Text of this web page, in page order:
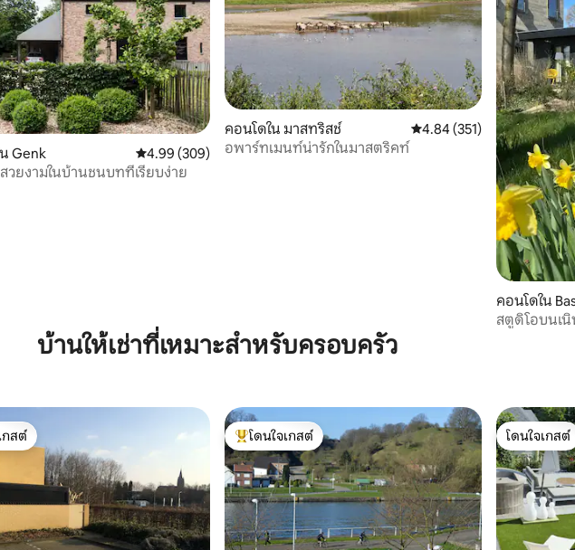
798 รีวิว
Genk คะแนนเฉลี่ย 4.99 จาก 5, 309 รีวิว
4.99 (309)
ยงามในบ้านชนบทที่เรียบง่าย
คอนโดใน มาสทริสช์ คะแนนเฉลี่ย 4.84 จาก 5,
4.84 (351)
อพาร์ทเมนท์น่ารักในมาสตริคท์
คอนโดใน
สตูดิโอบนเนิ
บ้านให้เช่าที่เหมาะสำหรับครอบครัว
กสต์
กสต์
โดนใจเกสต์ที่สุด
โดนใจเกสต์
โดนใจเกสต์
โดนใจเกสต์